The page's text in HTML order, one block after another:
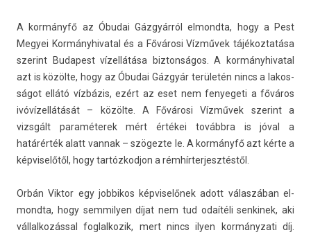
A kormányfő az Óbudai Gázgyárról el­mondta, hogy a Pest
Megyei Kor­mányhivat­al és a Fővárosi Vízművek tájékoz­tatása
szerint Budapest vízellátása bi­zton­ságos. A kor­mányhivat­al
azt is közölte, hogy az Óbudai Gázgyár területén nincs a lakos­
ságot ellátó vízbázis, ezért az eset nem fenyegeti a főváros
ivóvízellátását – közölte. A Fővárosi Vízművek szerint a
vizsgált paraméterek mért értékei továbbra is jóval a
határérték alatt van­nak – szögezte le. A kormányfő azt kérte a
kép­viselőtől, hogy tar­tózkod­jon a rém­hírter­jesztés­től.
Orbán Vik­tor egy job­bikos kép­viselőnek adott válaszában el­
mondta, hogy sem­mily­en díjat nem tud odaítéli sen­kinek, aki
vál­lalkozáss­al fog­lalkozik, mert nincs ilyen kor­mányzati díj.